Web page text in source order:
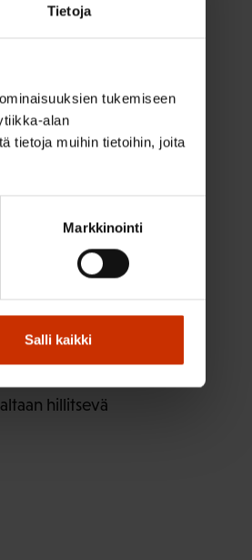
Tietoja
tukemiseen
alan
tietoja muihin tietoihin, joita
Markkinointi
Salli kaikki
lisää tehokkuutta
tältä osin,
olisi hyvä edistää
lykkäykset/lisäajat.
aikojen
ruuhkien yms.
hillitsevä